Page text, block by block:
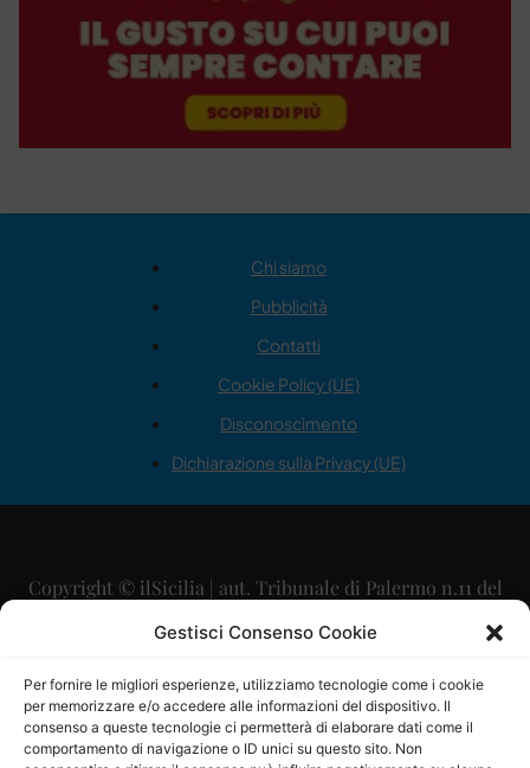
Gestisci Consenso Cookie
Per fornire le migliori esperienze, utilizziamo tecnologie come i cookie
per memorizzare e/o accedere alle informazioni del dispositivo. Il
consenso a queste tecnologie ci permetterà di elaborare dati come il
comportamento di navigazione o ID unici su questo sito. Non
Chi siamo
Pubblicità
Contatti
Cookie Policy (UE)
Disconoscimento
Dichiarazione sulla Privacy (UE)
Copyright © ilSicilia | aut. Tribunale di Palermo n.11 del
29/09/2015
Direttore Editoriale: Maurizio Scaglione